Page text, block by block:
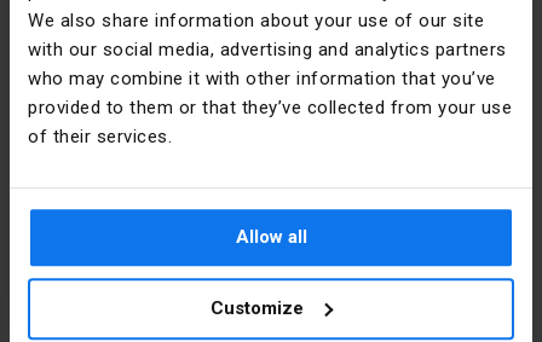
We also share information about your use of our site
with our social media, advertising and analytics partners
who may combine it with other information that you’ve
provided to them or that they’ve collected from your use
of their services.
Allow all
Customize
de paquete
opakowania
Cantidad 1 uds.
Peso (kg) 0,398
Ancho (m) 0,170